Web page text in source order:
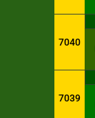
7040
7039